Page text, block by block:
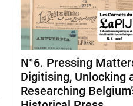
N°6. Pressing
Digitising, Unlocking
Researching